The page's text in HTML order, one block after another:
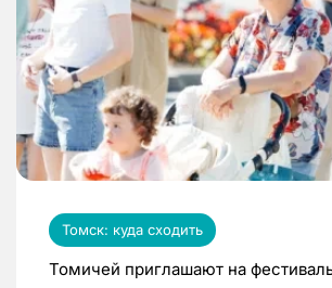
Томск: куда сходить
Томичей приглашают на